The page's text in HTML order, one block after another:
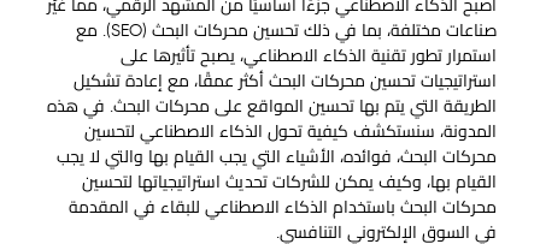
أصبح الذكاء الاصطناعي جزءًا أساسيًا من المشهد الرقمي، مما غيّر
صناعات مختلفة، بما في ذلك تحسين محركات البحث (SEO). مع
استمرار تطور تقنية الذكاء الاصطناعي، يصبح تأثيرها على
استراتيجيات تحسين محركات البحث أكثر عمقًا، مع إعادة تشكيل
الطريقة التي يتم بها تحسين المواقع على محركات البحث. في هذه
المدونة، سنستكشف كيفية تحول الذكاء الاصطناعي لتحسين
محركات البحث، فوائده، الأشياء التي يجب القيام بها والتي لا يجب
القيام بها، وكيف يمكن للشركات تحديث استراتيجياتها لتحسين
محركات البحث باستخدام الذكاء الاصطناعي للبقاء في المقدمة
في السوق الإلكتروني التنافسي.